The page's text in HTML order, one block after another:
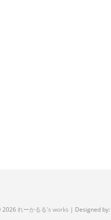
2026れーかるる's works | Designed by: